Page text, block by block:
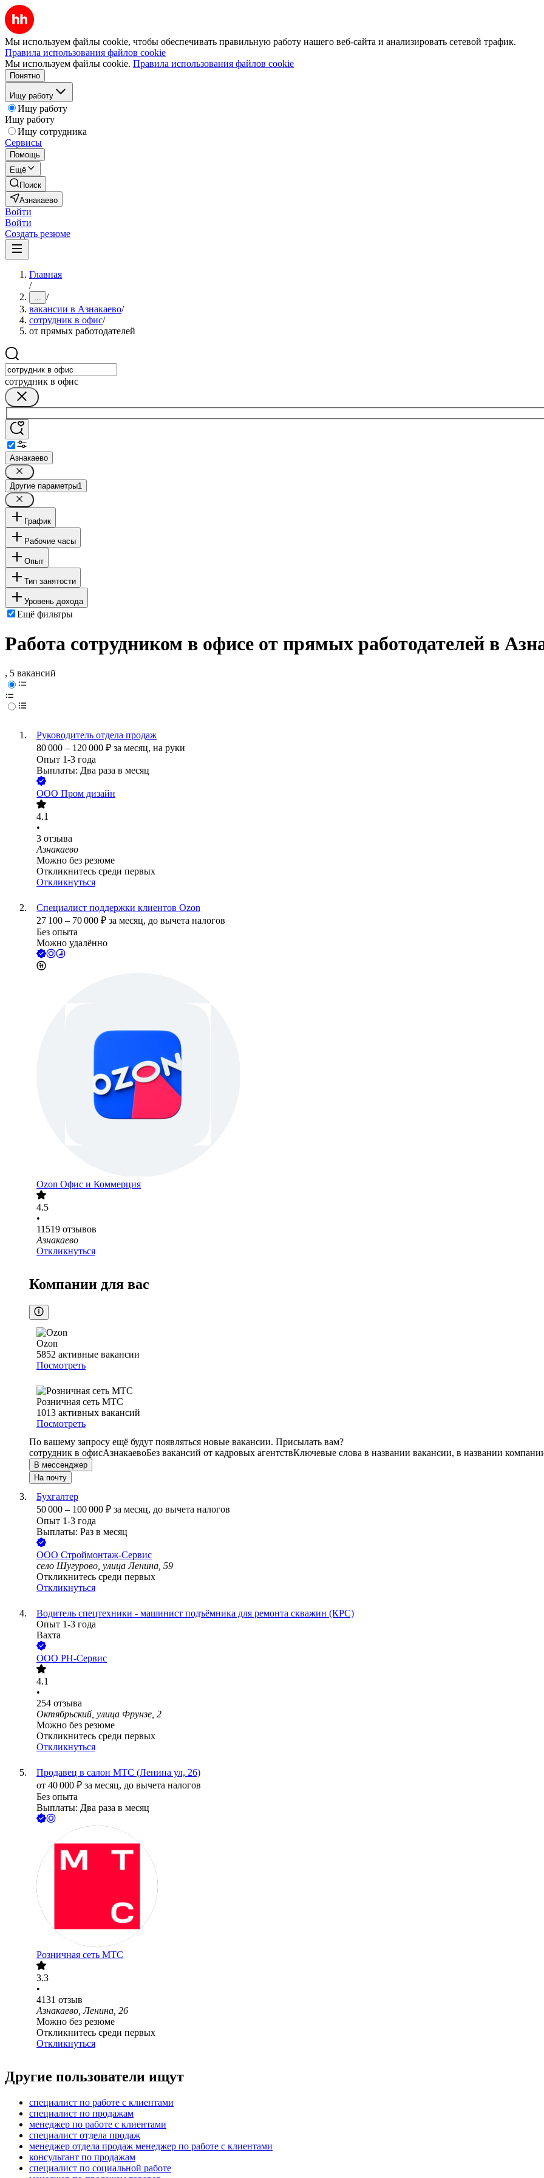
Мы используем файлы cookie, чтобы обеспечивать правильную работу нашего веб-сайта и анализировать сетевой трафик.
Правила использования файлов cookie
Мы используем файлы cookie. Правила использования файлов cookie
Понятно
Ищу работу
Ищу работу
Ищу работу
Ищу сотрудника
Сервисы
Помощь
Ещё
Поиск
Азнакаево
Войти
Войти
Создать резюме
Главная
/
... /
вакансии в Азнакаево/
сотрудник в офис/
от прямых работодателей
сотрудник в офис
Азнакаево
Другие параметры1
График
Рабочие часы
Опыт
Тип занятости
Уровень дохода
Ещё фильтры
Работа сотрудником в офисе от прямых работодателей в
, 5 вакансий
Руководитель отдела продаж
80 000 – 120 000 ₽ за месяц, на руки
Опыт 1-3 года
Выплаты: Два раза в месяц
ООО Пром дизайн
4.1
•
3 отзыва
Азнакаево
Можно без резюме
Откликнитесь среди первых
Откликнуться
Специалист поддержки клиентов Ozon
27 100 – 70 000 ₽ за месяц, до вычета налогов
Без опыта
Можно удалённо
Ozon Офис и Коммерция
4.5
•
11519 отзывов
Азнакаево
Откликнуться
Компании для вас
Ozon
5852 активные вакансии
Посмотреть
Розничная сеть МТС
1013 активных вакансий
Посмотреть
По вашему запросу ещё будут появляться новые вакансии. Присылать вам?
сотрудник в офисАзнакаевоБез вакансий от кадровых агентствКлючевые слова в названии вакансии, в названии
В мессенджер
На почту
Бухгалтер
50 000 – 100 000 ₽ за месяц, до вычета налогов
Опыт 1-3 года
Выплаты: Раз в месяц
ООО Строймонтаж-Сервис
село Шугурово, улица Ленина, 59
Откликнитесь среди первых
Откликнуться
Водитель спецтехники - машинист подъёмника для ремонта скважин (КРС)
Опыт 1-3 года
Вахта
ООО РН-Сервис
4.1
•
254 отзыва
Октябрьский, улица Фрунзе, 2
Можно без резюме
Откликнитесь среди первых
Откликнуться
Продавец в салон МТС (Ленина ул, 26)
от 40 000 ₽ за месяц, до вычета налогов
Без опыта
Выплаты: Два раза в месяц
Розничная сеть МТС
3.3
•
4131 отзыв
Азнакаево, Ленина, 26
Можно без резюме
Откликнитесь среди первых
Откликнуться
Другие пользователи ищут
специалист по работе с клиентами
специалист по продажам
менеджер по работе с клиентами
специалист отдела продаж
менеджер отдела продаж менеджер по работе с клиентами
консультант по продажам
специалист по социальной работе